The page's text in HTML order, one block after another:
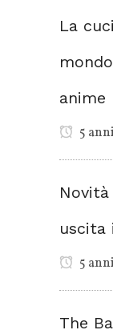
La
anime
5
uscita
5
The